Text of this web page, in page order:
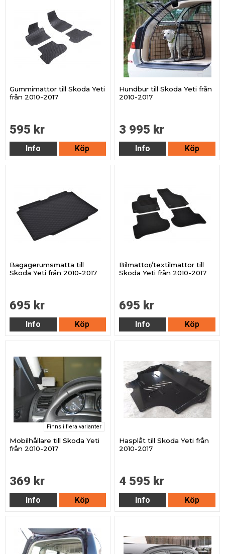
Gummimattor till Skoda Yeti
från 2010-2017
595 kr
Info Köp
Hundbur till Skoda Yeti från
2010-2017
3 995 kr
Info Köp
Bagagerumsmatta till
Skoda Yeti från 2010-2017
695 kr
Info Köp
Bilmattor/textilmattor till
Skoda Yeti från 2010-2017
695 kr
Info Köp
Finns i flera varianter
Mobilhållare till Skoda Yeti
från 2010-2017
369 kr
Info Köp
Hasplåt till Skoda Yeti från
2010-2017
4 595 kr
Info Köp